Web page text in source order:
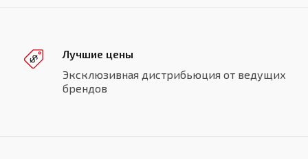
Лучшие цены
Эксклюзивная дистрибьюция от ведущих
брендов